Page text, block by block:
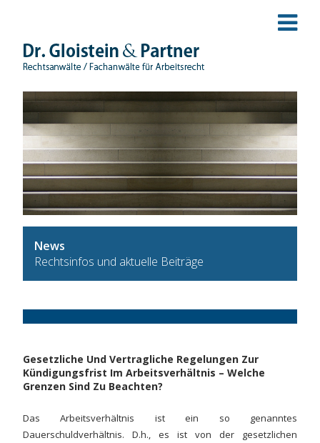
News
Rechtsinfos und aktuelle Beiträge
Gesetzliche Und Vertragliche Regelungen Zur
Kündigungsfrist Im Arbeitsverhältnis – Welche
Grenzen Sind Zu Beachten?
Das Arbeitsverhältnis ist ein so genanntes
Dauerschuldverhältnis. D.h., es ist von der gesetzlichen